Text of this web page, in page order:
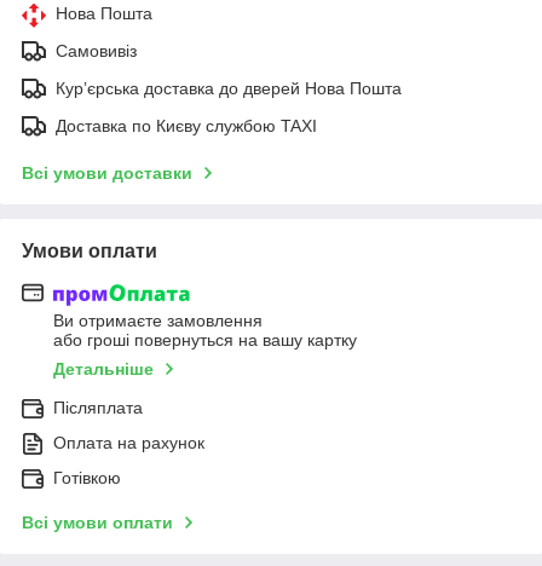
Нова Пошта
Самовивіз
Курʼєрська доставка до дверей Нова Пошта
Доставка по Києву службою TAXI
Всі умови доставки
Умови оплати
Ви отримаєте замовлення
або гроші повернуться на вашу картку
Детальніше
Післяплата
Оплата на рахунок
Готівкою
Всі умови оплати